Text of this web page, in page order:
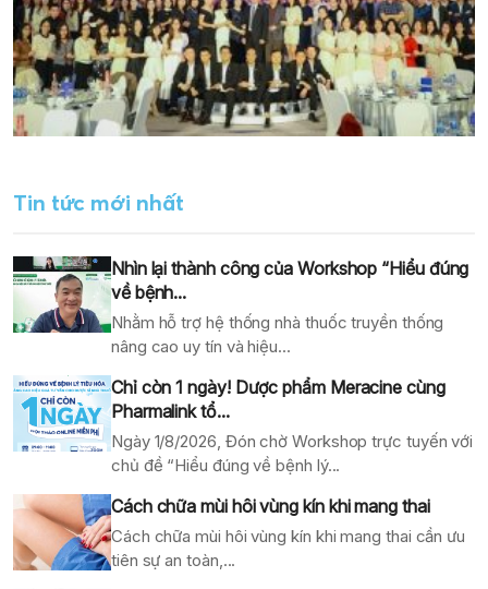
Tin tức mới nhất
Nhìn lại thành công của Workshop “Hiểu đúng
về bệnh...
Nhằm hỗ trợ hệ thống nhà thuốc truyền thống
nâng cao uy tín và hiệu...
Chỉ còn 1 ngày! Dược phẩm Meracine cùng
Pharmalink tổ...
Ngày 1/8/2026, Đón chờ Workshop trực tuyến với
chủ đề “Hiểu đúng về bệnh lý...
Cách chữa mùi hôi vùng kín khi mang thai
Cách chữa mùi hôi vùng kín khi mang thai cần ưu
tiên sự an toàn,...